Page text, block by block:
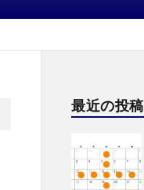
最近の投稿